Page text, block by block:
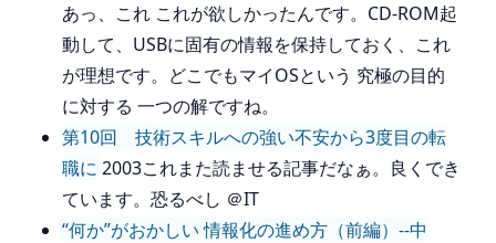
あっ、これ これが欲しかったんです。CD-ROM起
動して、USBに固有の情報を保持しておく、これ
が理想です。どこでもマイOSという 究極の目的
に対する 一つの解ですね。
第10回 技術スキルへの強い不安から3度目の転
職に 2003これまた読ませる記事だなぁ。良くでき
ています。恐るべし ＠IT
“何か”がおかしい 情報化の進め方（前編）--中